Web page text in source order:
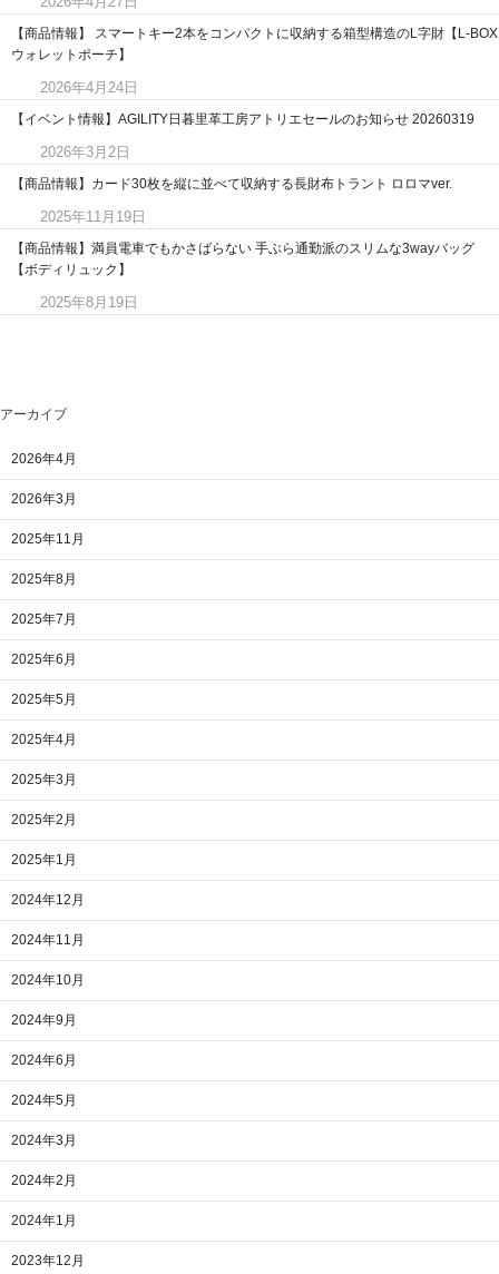
【商品情報】 スマートキー2本をコンパクトに収納する箱型構造のL字財【L-BOX
ウォレットポーチ】
2026年4月24日
【イベント情報】AGILITY日暮里革工房アトリエセールのお知らせ 20260319
2026年3月2日
【商品情報】カード30枚を縦に並べて収納する長財布トラント ロロマver.
2025年11月19日
【商品情報】満員電車でもかさばらない 手ぶら通勤派のスリムな3wayバッグ
【ボディリュック】
2025年8月19日
アーカイブ
2026年4月
2026年3月
2025年11月
2025年8月
2025年7月
2025年6月
2025年5月
2025年4月
2025年3月
2025年2月
2025年1月
2024年12月
2024年11月
2024年10月
2024年9月
2024年6月
2024年5月
2024年3月
2024年2月
2024年1月
2023年12月